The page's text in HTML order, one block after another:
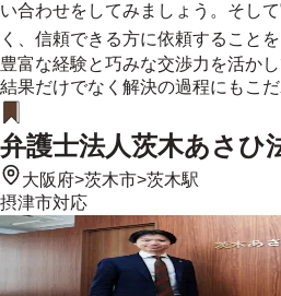
い合わせをしてみましょう。そし
く、信頼できる方に依頼することを
豊富な経験と巧みな交渉力を活か
結果だけでなく解決の過程にもこ
弁護士法人茨木あさひ
大阪府>茨木市>茨木駅
摂津市対応